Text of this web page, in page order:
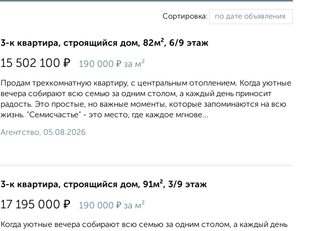
Сортировка:
3-к квартира, строящийся дом, 82м², 6/9 этаж
15 502 100 ₽ 190 000 ₽ за м²
Продам трехкомнатную квартиру, с центральным отоплением. Когда уютные
вечера собирают всю семью за одним столом, а каждый день приносит
радость. Это простые, но важные моменты, которые запоминаются на всю
жизнь. "Семисчастье" - это место, где каждое мгнове...
Агентство, 05.08.2026
3-к квартира, строящийся дом, 91м², 3/9 этаж
17 195 000 ₽ 190 000 ₽ за м²
Когда уютные вечера собирают всю семью за одним столом, а каждый день